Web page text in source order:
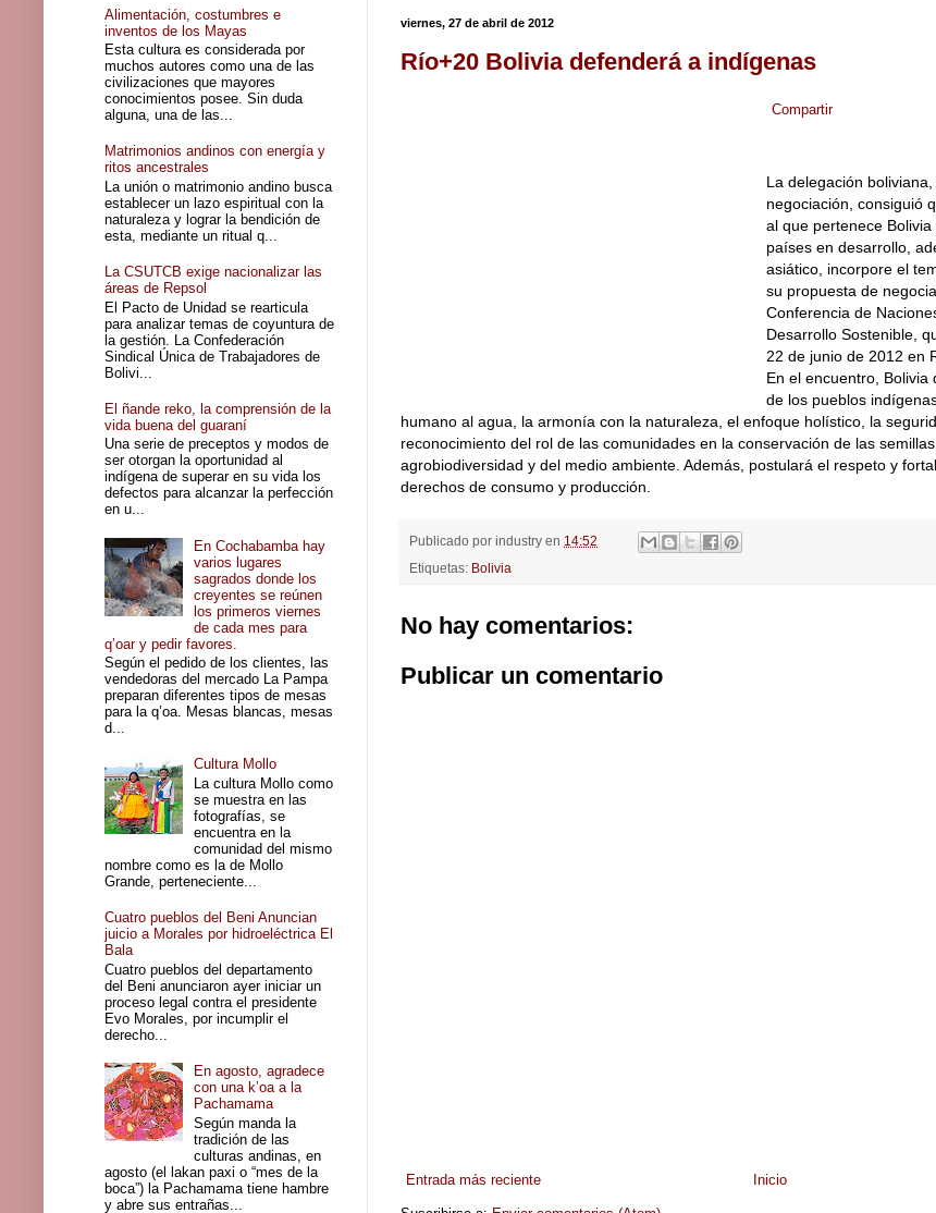
viernes, 27 de abril de 2012
Río+20 Bolivia defenderá a indígenas
Compartir
La delegación
negociación, consiguió
al que pertenece
países en desarrollo,
asiático, incorpore el
su propuesta de
Conferencia de
Desarrollo Sostenible,
22 de junio de 2012 en
En el encuentro,
de los pueblos
humano al agua, la armonía con la naturaleza, el enfoque holístico, la
reconocimiento del rol de las comunidades en la conservación de las
agrobiodiversidad y del medio ambiente. Además, postulará el respeto y
derechos de consumo y producción.
Publicado por industry en 14:52
Etiquetas: Bolivia
No hay comentarios:
Publicar un comentario
Entrada más reciente Inicio
Alimentación, costumbres e
inventos de los Mayas
Esta cultura es considerada por
muchos autores como una de las
civilizaciones que mayores
conocimientos posee. Sin duda
alguna, una de las...
Matrimonios andinos con energía y
ritos ancestrales
La unión o matrimonio andino busca
establecer un lazo espiritual con la
naturaleza y lograr la bendición de
esta, mediante un ritual q...
La CSUTCB exige nacionalizar las
áreas de Repsol
El Pacto de Unidad se rearticula
para analizar temas de coyuntura de
la gestión. La Confederación
Sindical Única de Trabajadores de
Bolivi...
El ñande reko, la comprensión de la
vida buena del guaraní
Una serie de preceptos y modos de
ser otorgan la oportunidad al
indígena de superar en su vida los
defectos para alcanzar la perfección
en u...
En Cochabamba hay
varios lugares
sagrados donde los
creyentes se reúnen
los primeros viernes
de cada mes para
q’oar y pedir favores.
Según el pedido de los clientes, las
vendedoras del mercado La Pampa
preparan diferentes tipos de mesas
para la q’oa. Mesas blancas, mesas
d...
Cultura Mollo
La cultura Mollo como
se muestra en las
fotografías, se
encuentra en la
comunidad del mismo
nombre como es la de Mollo
Grande, perteneciente...
Cuatro pueblos del Beni Anuncian
juicio a Morales por hidroeléctrica El
Bala
Cuatro pueblos del departamento
del Beni anunciaron ayer iniciar un
proceso legal contra el presidente
Evo Morales, por incumplir el
derecho...
En agosto, agradece
con una k’oa a la
Pachamama
Según manda la
tradición de las
culturas andinas, en
agosto (el lakan paxi o “mes de la
boca”) la Pachamama tiene hambre
y abre sus entrañas...